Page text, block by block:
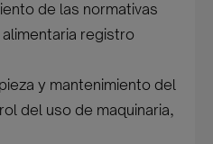
de las normativas
registro
y mantenimiento del
del uso de maquinaria,